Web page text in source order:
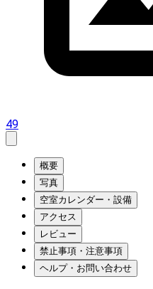
49
概要
写真
空室カレンダー・設備
アクセス
レビュー
禁止事項・注意事項
ヘルプ・お問い合わせ